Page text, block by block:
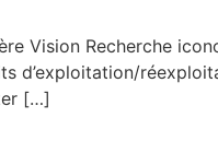
Vision Recherche
d’exploitation/
[…]